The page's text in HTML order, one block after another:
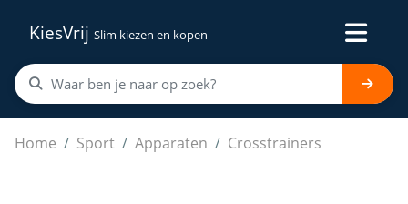
KiesVrij Slim kiezen en kopen
Home Sport Apparaten Crosstrainers
VirtuFit CTR100 Crosstrainer - Belastbaar tot 120kg -